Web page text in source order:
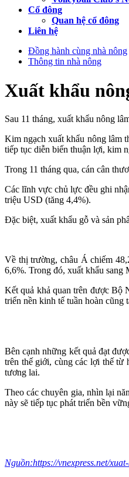
Cổ đông
Quan hệ cổ đông
Liên hệ
Đồng hành cùng nhà nông
Thông tin nhà nông
Xuất khẩu
Sau 11 tháng, xuất khẩu nông
Kim ngạch xuất khẩu nông lâm
tiếp tục diễn biến thuận lợi, kim
Trong 11 tháng qua, cán cân
Các lĩnh vực chủ lực đều ghi
triệu USD (tăng 4,4%).
Đặc biệt, xuất khẩu gỗ và sản
Về thị trường, châu Á chiếm
6,6%. Trong đó, xuất khẩu sang
Kết quả khả quan trên được Bộ
triển nền kinh tế tuần hoàn
Bên cạnh những kết quả đạt
trên thế giới, cùng các lợi thế từ
tương lai.
Theo các chuyên gia, nhìn lại
này sẽ tiếp tục phát triển bền
Nguồn:https://vnexpress.net/